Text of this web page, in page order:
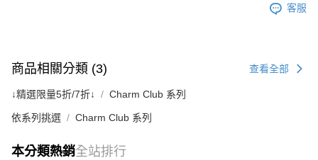
客服
商品相關分類 (3) 查看全部
↓精選限量5折/7折↓ Charm Club 系列
依系列挑選 Charm Club 系列
本分類熱銷全站排行